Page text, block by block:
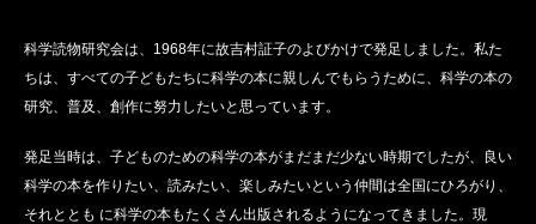
科学読物研究会は、1968年に故吉村証子のよびかけで発足しました。私た
ちは、すべての子どもたちに科学の本に親しんでもらうために、科学の本の
研究、普及、創作に努力したいと思っています。
発足当時は、子どものための科学の本がまだまだ少ない時期でしたが、良い
科学の本を作りたい、読みたい、楽しみたいという仲間は全国にひろがり、
それととも に科学の本もたくさん出版されるようになってきました。現